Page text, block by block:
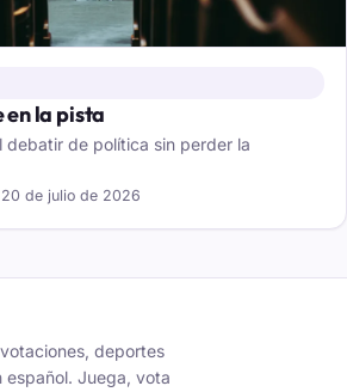
en la pista
debatir de política sin perder la
20 de julio de 2026
deportes
Juega, vota